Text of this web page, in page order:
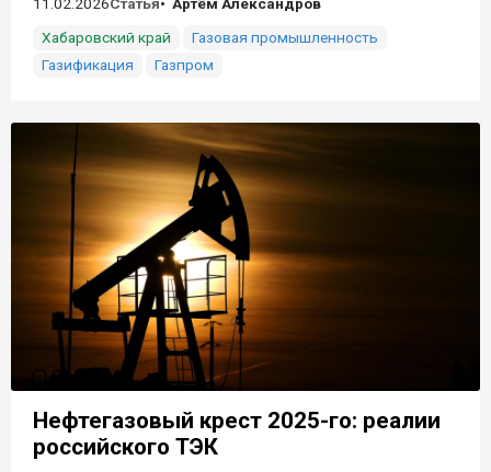
11.02.2026Статья
Артём Александров
Хабаровский край
Газовая промышленность
Газификация
Газпром
Нефтегазовый крест 2025-го: реалии
российского ТЭК